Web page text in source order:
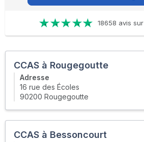
18658 avis sur
CCAS à Rougegoutte
Adresse
16 rue des Écoles
90200 Rougegoutte
CCAS à Bessoncourt